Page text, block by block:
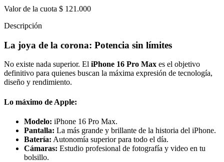
Valor de la cuota $ 121.000
Descripción
La joya de la corona: Potencia sin límites
No existe nada superior. El iPhone 16 Pro Max es el objetivo
definitivo para quienes buscan la máxima expresión de tecnología,
diseño y rendimiento.
Lo máximo de Apple:
Modelo: iPhone 16 Pro Max.
Pantalla: La más grande y brillante de la historia del iPhone.
Batería: Autonomía superior para todo el día.
Cámaras: Estudio profesional de fotografía y video en tu
bolsillo.